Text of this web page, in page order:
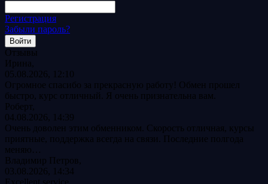
Регистрация
Забыли пароль?
Отзывы
Ирина,
05.08.2026, 12:10
Огромное спасибо за прекрасную работу! Обмен прошел
быстро, курс отличный. Я очень признательна вам.
Роберт,
04.08.2026, 14:39
Очень доволен этим обменником. Скорость отличная, курсы
приятные, поддержка всегда на связи. Последние полгода
меняю…
Владимир Петров,
03.08.2026, 14:34
Excellent service